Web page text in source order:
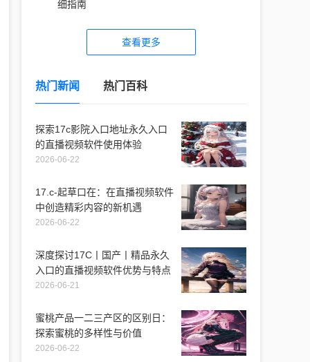
细指南
查看更多
热门新闻 热门百科
探索17c影院入口地址永久入口
的直播视频软件使用体验
2026-06-22
17.c-起草口在：在直播视频软件
中创造精彩内容的新机遇
2026-06-22
深度探讨17C丨国产丨精品永久
入口的直播视频软件优势与特点
2026-06-21
蜜桃产品一二三产区的区别日：
探索蜜桃的多样性与价值
2026-06-22